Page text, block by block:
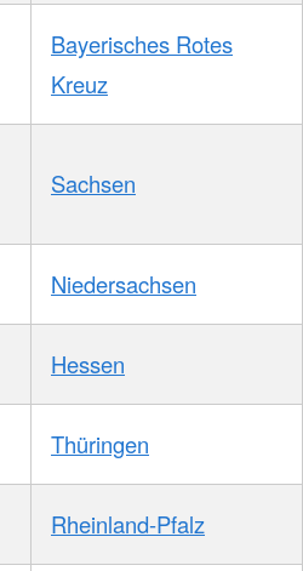
Bayerisches Rotes
Kreuz
Sachsen
Niedersachsen
Hessen
Thüringen
Rheinland-Pfalz